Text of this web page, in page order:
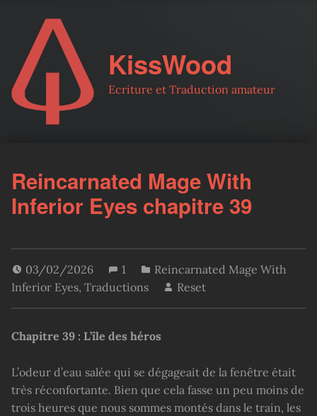
KissWood
Ecriture et Traduction amateur
Reincarnated Mage With
Inferior Eyes chapitre 39
03/02/2026 1
Reincarnated Mage With
Inferior Eyes, Traductions Reset
Chapitre 39 : L’île des héros
L’odeur d’eau salée qui se dégageait de la fenêtre était
très réconfortante. Bien que cela fasse un peu moins de
trois heures que nous sommes montés dans le train, les